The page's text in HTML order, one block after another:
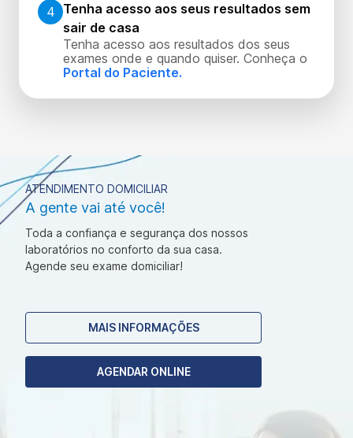
4 Tenha acesso aos seus resultados sem
sair de casa
Tenha acesso aos resultados dos seus
exames onde e quando quiser. Conheça o
Portal do Paciente.
ATENDIMENTO DOMICILIAR
A gente vai até você!
Toda a confiança e segurança dos nossos
laboratórios no conforto da sua casa.
Agende seu exame domiciliar!
MAIS INFORMAÇÕES
AGENDAR ONLINE